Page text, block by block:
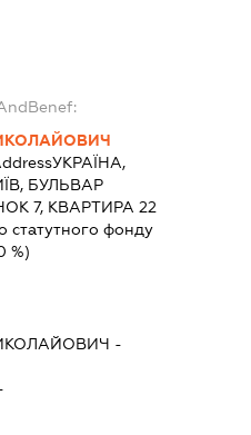
УКРАЇНА,
БУЛЬВАР
7, КВАРТИРА 22
статутного фонду
%)
-